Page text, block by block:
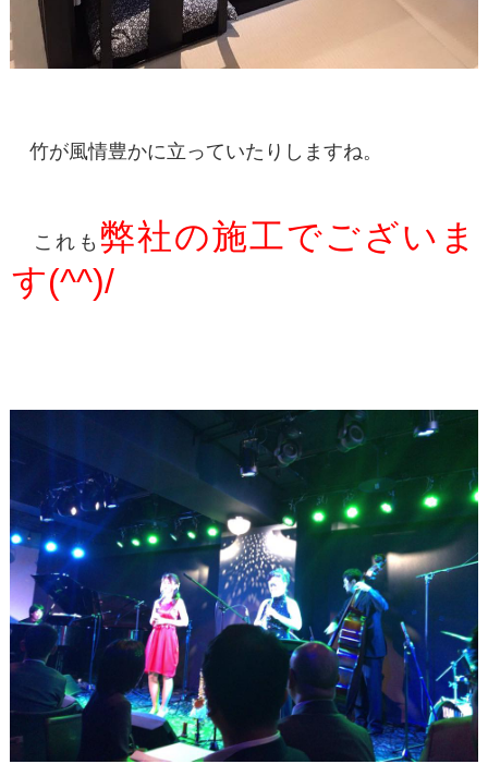
竹が風情豊かに立っていたりしますね。
これも 弊社の施工でございま
す(^^)/